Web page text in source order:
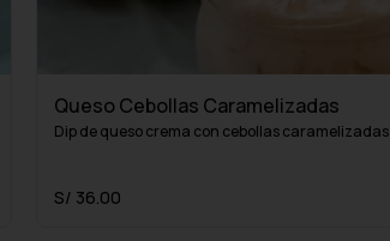
Queso Cebollas Caramelizadas
Dip de queso crema con cebollas caramelizadas
S/ 36.00